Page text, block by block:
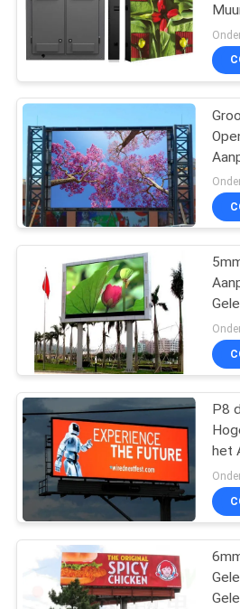
Volledige
LEIDENE
SMD-
Vertoning
Openlucht
Aanplakbord
P10
P8
het